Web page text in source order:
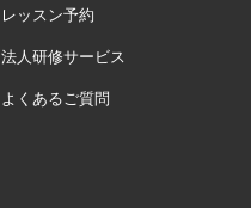
レッスン予約
法人研修サービス
よくあるご質問